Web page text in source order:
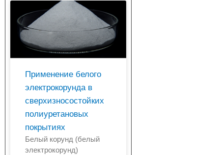
Применение белого
электрокорунда в
сверхизносостойких
полиуретановых
покрытиях
Белый корунд (белый
электрокорунд)